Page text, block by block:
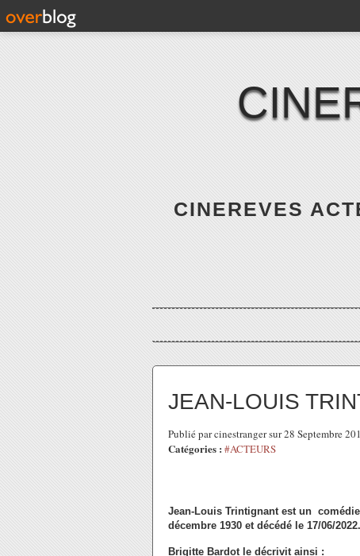
CINEREVES
JEAN-LOUIS
Publié par cinestranger sur 28 Septembre
Catégories : #ACTEURS
Jean-Louis Trintignant est un
décembre 1930 et décédé le 17/06/2022.
Brigitte Bardot le décrivit ainsi :